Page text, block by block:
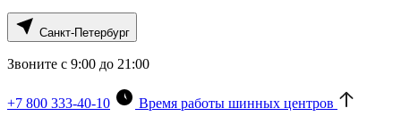
Санкт-Петербург
Звоните с 9:00 до 21:00
+7 800 333-40-10
Время работы шинных центров